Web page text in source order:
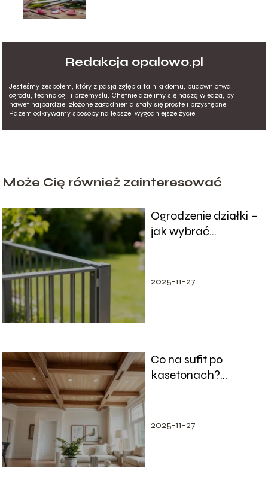
Redakcja opalowo.pl
Jesteśmy zespołem, który z pasją zgłębia tajniki domu, budownictwa,
ogrodu, technologii i przemysłu. Chętnie dzielimy się naszą wiedzą, by
nawet najbardziej złożone zagadnienia stały się proste i przystępne.
Razem odkrywamy sposoby na lepsze, wygodniejsze życie!
Może Cię również zainteresować
Ogrodzenie działki –
jak wybrać
2025-11-27
Co na sufit po
kasetonach?
wnętrza
2025-11-27